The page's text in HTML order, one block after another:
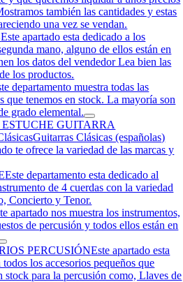
también las cantidades y estas
una vez se vendan.
Este apartado esta dedicado a los
mano, alguno de ellos están en
los datos del vendedor Lea bien las
los productos.
departamento muestra todas las
que tenemos en stock. La mayoría son
grado elemental.
GUITARRA
Guitarras Clásicas (españolas)
te ofrece la variedad de las marcas y
Este departamento esta dedicado al
de 4 cuerdas con la variedad
Concierto y Tenor.
apartado nos muestra los instrumentos,
de percusión y todos ellos están en
PERCUSIÓNEste apartado esta
todos los accesorios pequeños que
stock para la percusión como, Llaves de